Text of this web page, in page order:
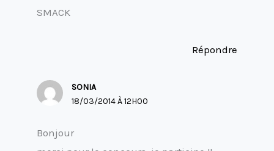
SMACK
Répondre
SONIA
18/03/2014 À 12H00
Bonjour